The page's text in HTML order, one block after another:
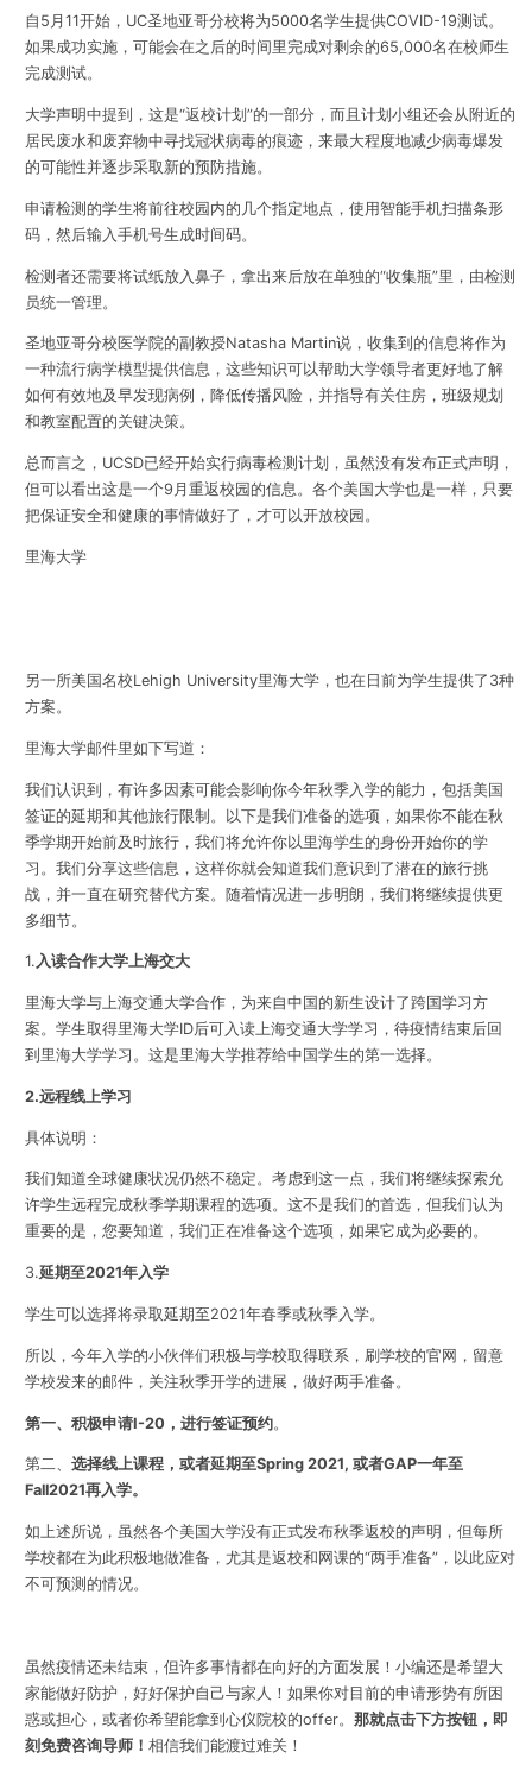
自5月11开始， UC圣地亚哥分校将为5000名学生提供COVID-19测试。
如果成功实施，可能会在之后的时间里完成对剩余的65,000名在校师生
完成测试。
大学声明中提到，这是“返校计划”的一部分，而且计划小组还会从附近的
居民废水和废弃物中寻找冠状病毒的痕迹，来最大程度地减少病毒爆发
的可能性并逐步采取新的预防措施。
申请检测的学生将前往校园内的几个指定地点，使用智能手机扫描条形
码，然后输入手机号生成时间码。
检测者还需要将试纸放入鼻子，拿出来后放在单独的“收集瓶”里，由检测
员统一管理。
圣地亚哥分校医学院的副教授Natasha Martin说，收集到的信息将作为
一种流行病学模型提供信息，这些知识可以帮助大学领导者更好地了解
如何有效地及早发现病例，降低传播风险，并指导有关住房，班级规划
和教室配置的关键决策。
总而言之，UCSD已经开始实行病毒检测计划，虽然没有发布正式声明，
但可以看出这是一个9月重返校园的信息。各个美国大学也是一样，只要
把保证安全和健康的事情做好了，才可以开放校园。
里海大学
另一所美国名校Lehigh University里海大学，也在日前为学生提供了3种
方案。
里海大学邮件里如下写道：
我们认识到，有许多因素可能会影响你今年秋季入学的能力，包括美国
签证的延期和其他旅行限制。以下是我们准备的选项，如果你不能在秋
季学期开始前及时旅行，我们将允许你以里海学生的身份开始你的学
习。我们分享这些信息，这样你就会知道我们意识到了潜在的旅行挑
战，并一直在研究替代方案。随着情况进一步明朗，我们将继续提供更
多细节。
1.入读合作大学上海交大
里海大学与上海交通大学合作，为来自中国的新生设计了跨国学习方
案。 学生取得里海大学ID后可入读上海交通大学学习，待疫情结束后回
到里海大学学习。 这是里海大学推荐给中国学生的第一选择。
2.远程线上学习
具体说明：
我们知道全球健康状况仍然不稳定。考虑到这一点，我们将继续探索允
许学生远程完成秋季学期课程的选项。这不是我们的首选，但我们认为
重要的是，您要知道，我们正在准备这个选项，如果它成为必要的。
3.延期至2021年入学
学生可以选择将录取延期至2021年春季或秋季入学。
所以，今年入学的小伙伴们积极与学校取得联系，刷学校的官网，留意
学校发来的邮件，关注秋季开学的进展，做好两手准备。
第一、积极申请I-20，进行签证预约。
第二、 选择线上课程，或者延期至Spring 2021, 或者GAP一年至
Fall2021再入学。
如上述所说，虽然各个美国大学没有正式发布秋季返校的声明，但每所
学校都在为此积极地做准备， 尤其是返校和网课的“两手准备”，以此应对
不可预测的情况。
虽然疫情还未结束，但许多事情都在向好的方面发展！小编还是希望大
家能做好防护，好好保护自己与家人！如果你对目前的申请形势有所困
惑或担心，或者你希望能拿到心仪院校的offer。 那就点击下方按钮，即
刻免费咨询导师！ 相信我们能渡过难关！